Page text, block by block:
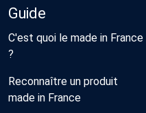
Guide
C'est quoi le made in France
?
Reconnaître un produit
made in France